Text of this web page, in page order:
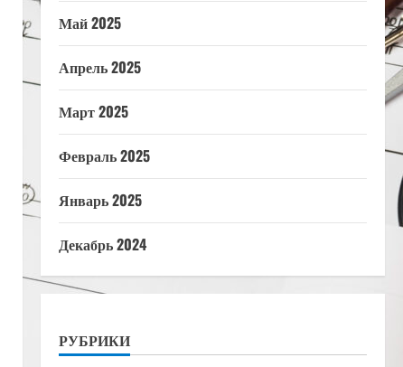
Май 2025
Апрель 2025
Март 2025
Февраль 2025
Январь 2025
Декабрь 2024
РУБРИКИ